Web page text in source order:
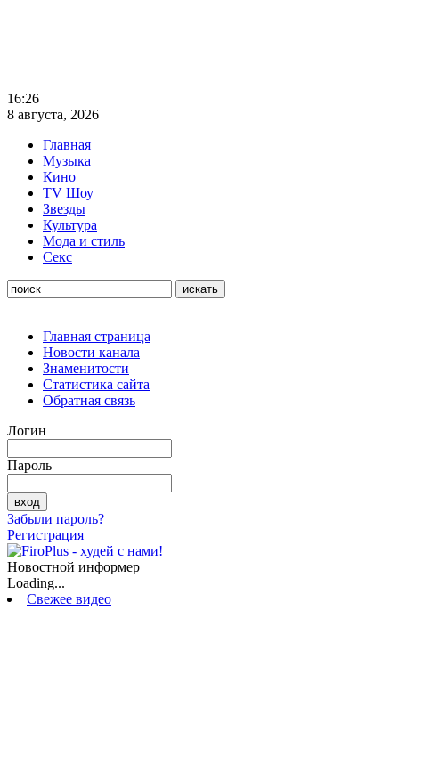
16:26
8 августа, 2026
Главная
Музыка
Кино
TV Шоу
Звезды
Культура
Мода и стиль
Секс
Главная страница
Новости канала
Знаменитости
Статистика сайта
Обратная связь
Логин
Пароль
Забыли пароль?
Регистрация
Новостной информер
Loading...
Свежее видео